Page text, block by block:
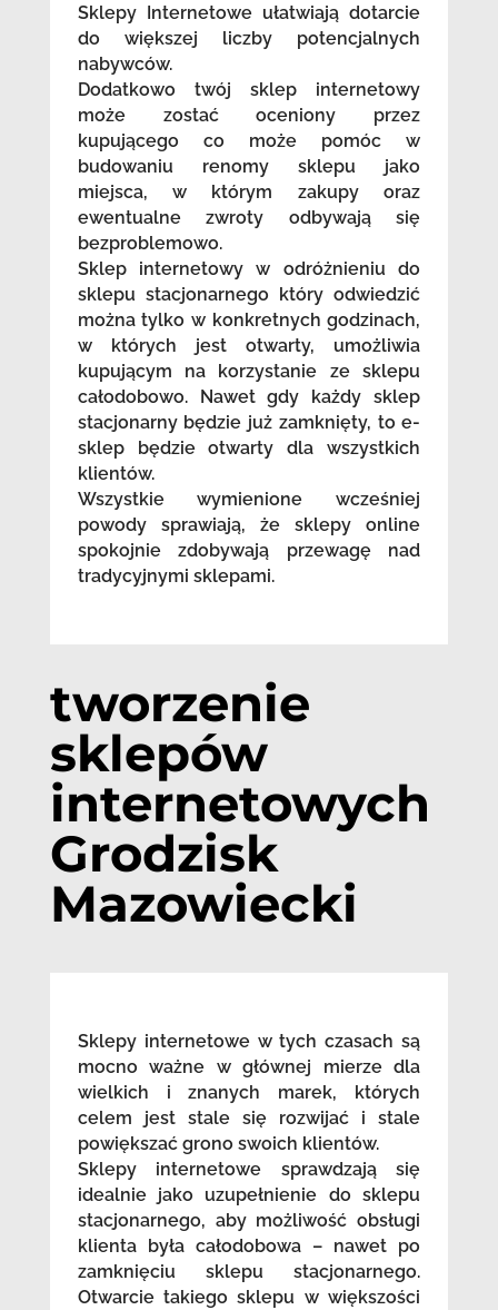
Sklepy Internetowe ułatwiają dotarcie
do większej liczby potencjalnych
nabywców.
Dodatkowo twój sklep internetowy
może zostać oceniony przez
kupującego co może pomóc w
budowaniu renomy sklepu jako
miejsca, w którym zakupy oraz
ewentualne zwroty odbywają się
bezproblemowo.
Sklep internetowy w odróżnieniu do
sklepu stacjonarnego który odwiedzić
można tylko w konkretnych godzinach,
w których jest otwarty, umożliwia
kupującym na korzystanie ze sklepu
całodobowo. Nawet gdy każdy sklep
stacjonarny będzie już zamknięty, to e-
sklep będzie otwarty dla wszystkich
klientów.
Wszystkie wymienione wcześniej
powody sprawiają, że sklepy online
spokojnie zdobywają przewagę nad
tradycyjnymi sklepami.
tworzenie
sklepów
internetowych
Grodzisk
Mazowiecki
Sklepy internetowe w tych czasach są
mocno ważne w głównej mierze dla
wielkich i znanych marek, których
celem jest stale się rozwijać i stale
powiększać grono swoich klientów.
Sklepy internetowe sprawdzają się
idealnie jako uzupełnienie do sklepu
stacjonarnego, aby możliwość obsługi
klienta była całodobowa – nawet po
zamknięciu sklepu stacjonarnego.
Otwarcie takiego sklepu w większości